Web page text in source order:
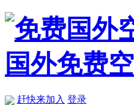
赶快来加入 登录